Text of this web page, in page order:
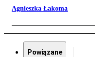
Agnieszka Łakoma
Powiązane